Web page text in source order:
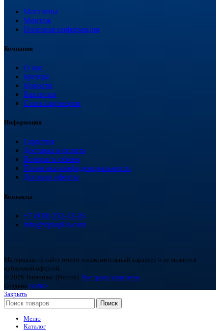
Магазины
Монтаж
Полезная информация
Компания
О нас
Бренды
Новости
Вакансии
Стать партнером
Информация
Гарантия
Доставка и оплата
Возврат и обмен
Политика конфиденциальности
Договор оферты
Контакты
+7 (918) 252-12-26
info@teploplas.com
Материалы на сайте имеют ознакомительный характер и не являются
публичной офертой.
© 2026 Теплоплас (Россия). Все права защищены.
Создано BOND
Закрыть
Поиск
Меню
Каталог